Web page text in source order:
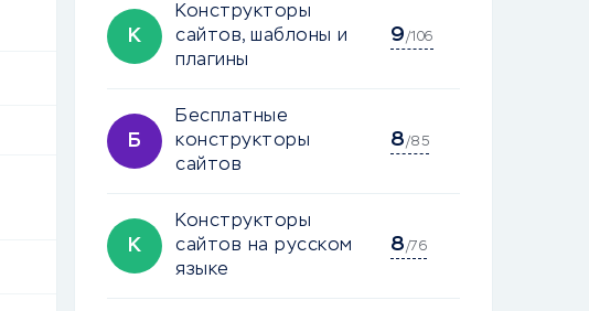
К
Конструкторы
сайтов, шаблоны и
плагины
9/106
Б
Бесплатные
конструкторы
сайтов
8/85
К
Конструкторы
сайтов на русском
языке
8/76